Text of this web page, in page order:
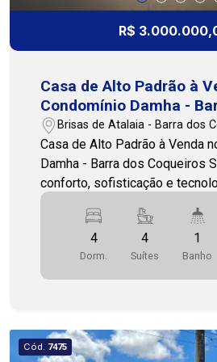
mais informações ou para
Nossa equipe está pronta para
R$
Casa de Alto Padrão à
Condomínio Damha -
Coqueiros
Brisas de Atalaia - Barra dos
Casa de Alto Padrão à Venda
Damha - Barra dos Coqueiros
conforto, sofisticação e
lugar, essa casa é
Localizada no Condomínio
Coqueiros - uma região em
valorização, com excelente
segurança. Diferenciais do imóvel: casa com
Composição do imóvel: 4
suítes, 1 lavabo, 2 salas (estar
4
Dorm.
4
Suítes
1
Banho
Cód. 7475